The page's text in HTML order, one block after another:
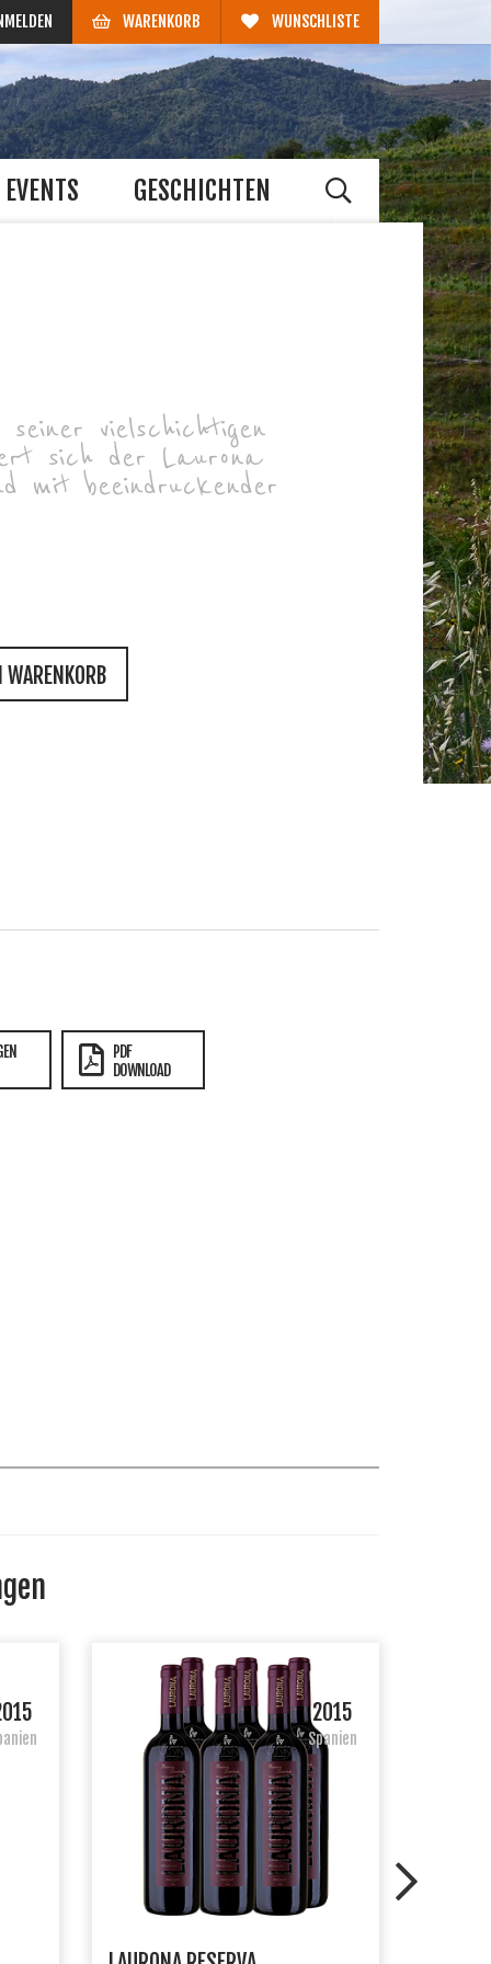
WARENKORB WUNSCHLISTE
EVENTS GESCHICHTEN
seiner vielschichtigen
sich der Laurona
mit beeindruckender
WARENKORB
PDF
DOWNLOAD
2015
Spanien